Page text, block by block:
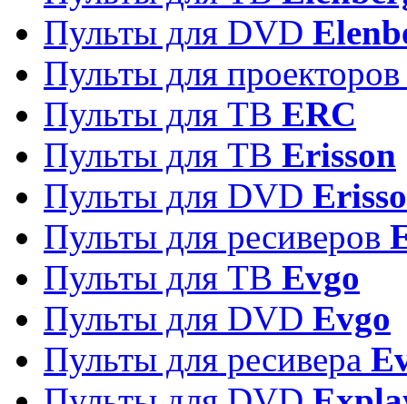
Пульты для DVD
Пульты для
Пульты для ТВ ERC
Пульты для ТВ Erisson
Пульты для DVD
Пульты для ресиверов
Пульты для ТВ Evgo
Пульты для DVD Evgo
Пульты для ресивера